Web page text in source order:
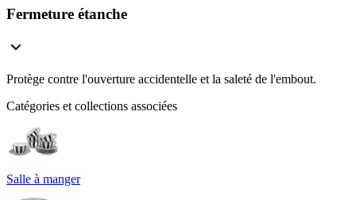
Fermeture étanche
Protège contre l'ouverture accidentelle et la saleté de l'embout.
Catégories et collections associées
Salle à manger